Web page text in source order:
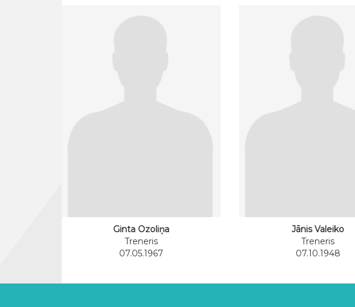
Ginta Ozoliņa
Treneris
07.05.1967
Jānis Valeiko
Treneris
07.10.1948